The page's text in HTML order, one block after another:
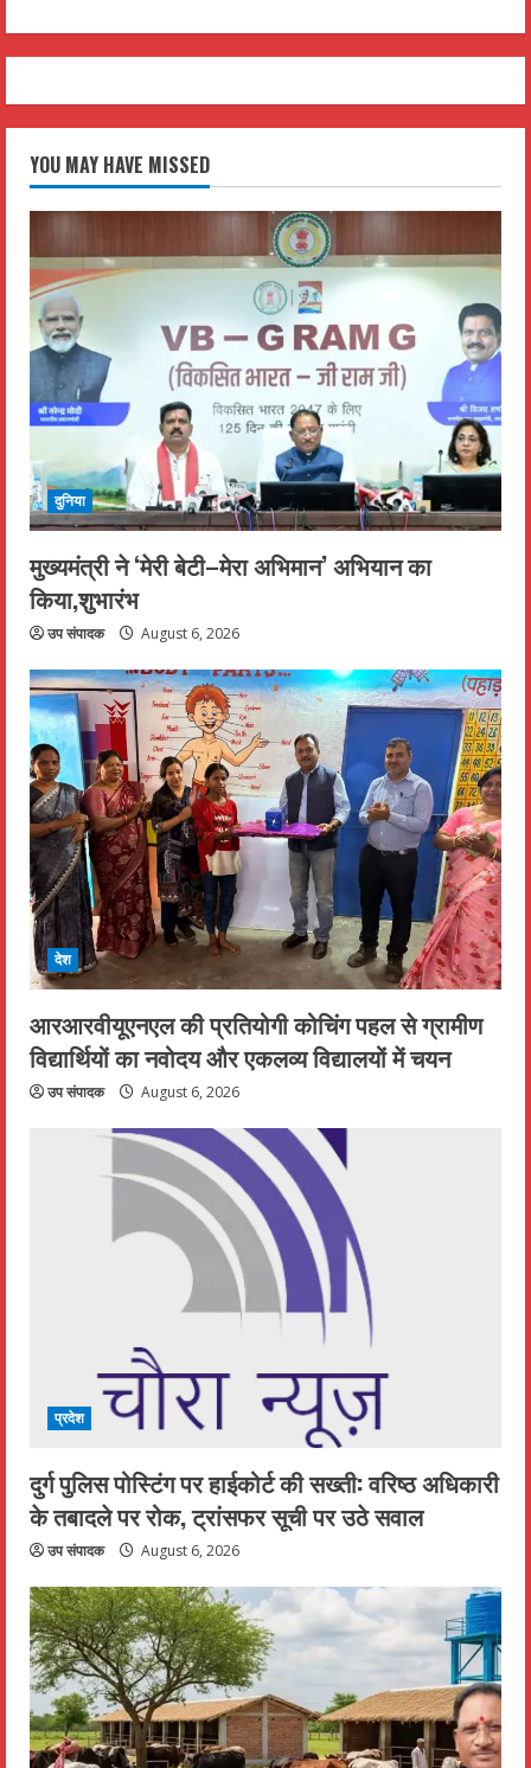
YOU MAY HAVE MISSED
दुनिया
मुख्यमंत्री ने ‘मेरी बेटी–मेरा अभिमान’ अभियान का
किया,शुभारंभ
उप संपादक August 6, 2026
देश
आरआरवीयूएनएल की प्रतियोगी कोचिंग पहल से ग्रामीण
विद्यार्थियों का नवोदय और एकलव्य विद्यालयों में चयन
उप संपादक August 6, 2026
प्रदेश
दुर्ग पुलिस पोस्टिंग पर हाईकोर्ट की सख्ती: वरिष्ठ अधिकारी
के तबादले पर रोक, ट्रांसफर सूची पर उठे सवाल
उप संपादक August 6, 2026